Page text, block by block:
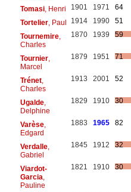
Tomasi, Henri 1901 1971
64
Tortelier, Paul 1914 1990
51
Tournemire,
Charles
1870 1939 59
Tournier,
Marcel
1879 1951 71
Trénet,
Charles
1913 2001 52
Ugalde,
Delphine
1829 1910 30
Varèse,
Edgard
1883 1965 82
Verdalle,
Gabriel
1845 1912 32
Viardot-
Garcia
Pauline
1821 1910 30